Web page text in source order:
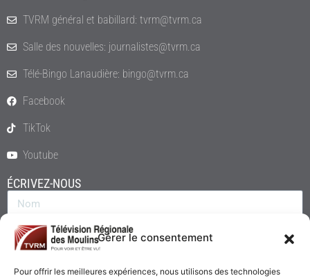
Gérer le consentement
Pour offrir les meilleures expériences, nous utilisons des technologies
TVRM général et babillard: tvrm@tvrm.ca
Salle des nouvelles: journalistes@tvrm.ca
Télé-Bingo Lanaudière: bingo@tvrm.ca
Facebook
TikTok
Youtube
ÉCRIVEZ-NOUS